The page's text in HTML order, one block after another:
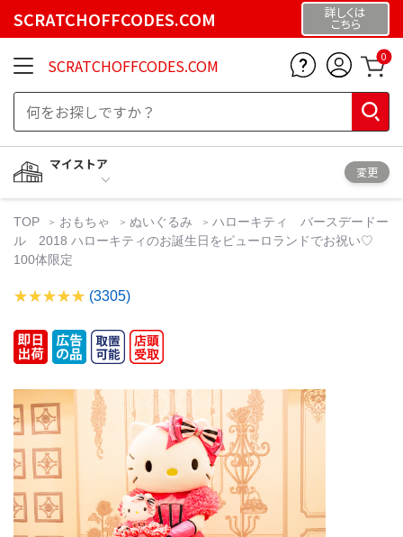
SCRATCHOFFCODES.COM 詳しくは
こちら
SCRATCHOFFCODES.COM 0
マイストア
変更
TOP おもちゃ ぬいぐるみ
ハローキティ バースデードー
ル 2018 ハローキティのお誕生日をピューロランドでお祝い♡
100体限定
(3305)